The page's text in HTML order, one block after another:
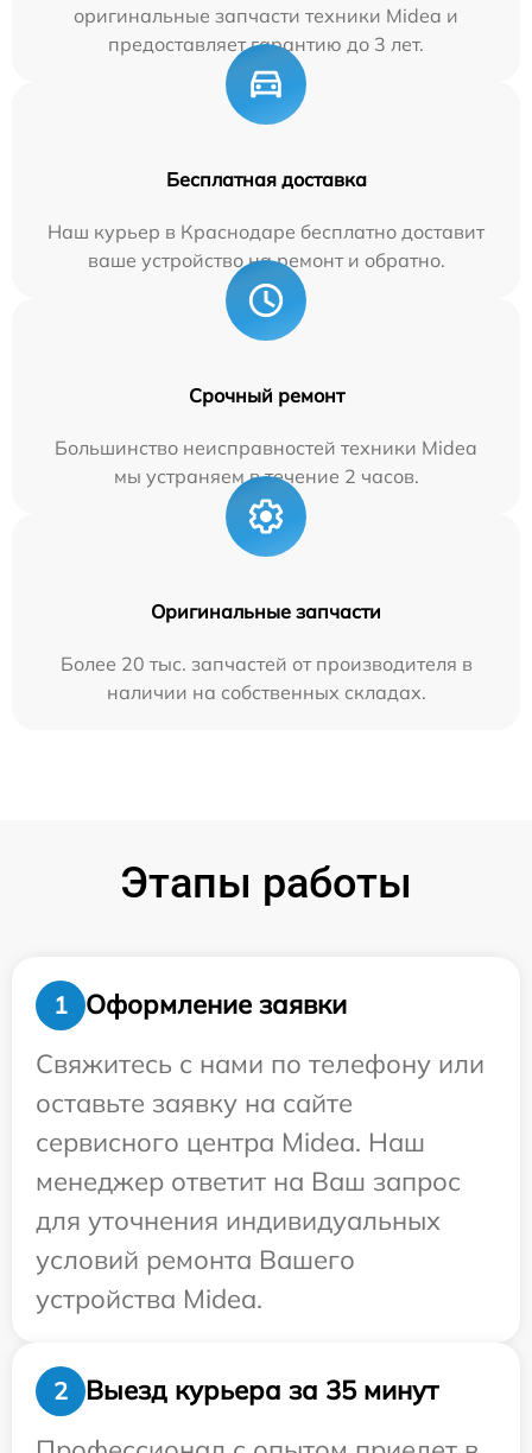
оригинальные запчасти техники Midea и
предоставляет гарантию до 3 лет.
Бесплатная доставка
Наш курьер в Краснодаре бесплатно доставит
ваше устройство на ремонт и обратно.
Срочный ремонт
Большинство неисправностей техники Midea
мы устраняем в течение 2 часов.
Оригинальные запчасти
Более 20 тыс. запчастей от производителя в
наличии на собственных складах.
Этапы работы
1
Оформление заявки
Свяжитесь с нами по телефону или
оставьте заявку на сайте
сервисного центра Midea. Наш
менеджер ответит на Ваш запрос
для уточнения индивидуальных
условий ремонта Вашего
устройства Midea.
2
Выезд курьера за 35 минут